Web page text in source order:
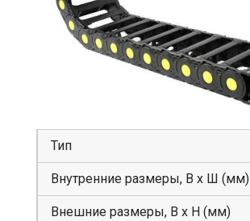
Тип
Внутренние размеры, В х Ш (мм)
Внешние размеры, В х Н (мм)